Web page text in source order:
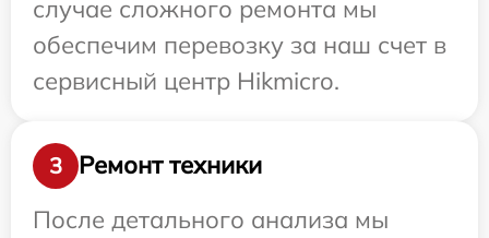
случае сложного ремонта мы
обеспечим перевозку за наш счет в
сервисный центр Hikmicro.
3
Ремонт техники
После детального анализа мы